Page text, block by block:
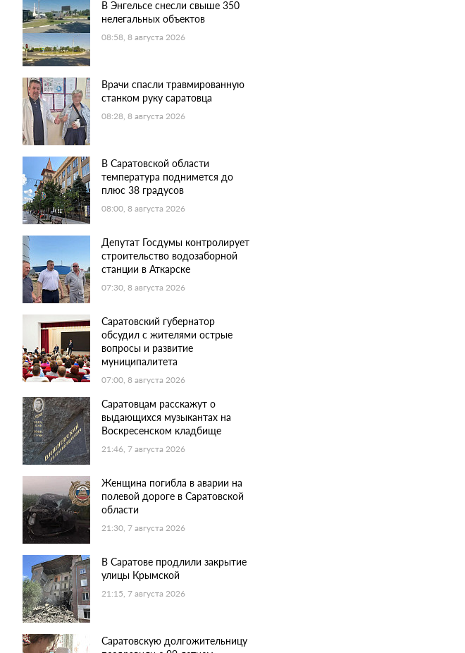
В Энгельсе снесли свыше 350
нелегальных объектов
08:58, 8 августа 2026
Врачи спасли травмированную
станком руку саратовца
08:28, 8 августа 2026
В Саратовской области
температура поднимется до
плюс 38 градусов
08:00, 8 августа 2026
Депутат Госдумы контролирует
строительство водозаборной
станции в Аткарске
07:30, 8 августа 2026
Саратовский губернатор
обсудил с жителями острые
вопросы и развитие
муниципалитета
07:00, 8 августа 2026
Саратовцам расскажут о
выдающихся музыкантах на
Воскресенском кладбище
21:46, 7 августа 2026
Женщина погибла в аварии на
полевой дороге в Саратовской
области
21:30, 7 августа 2026
В Саратове продлили закрытие
улицы Крымской
21:15, 7 августа 2026
Саратовскую долгожительницу